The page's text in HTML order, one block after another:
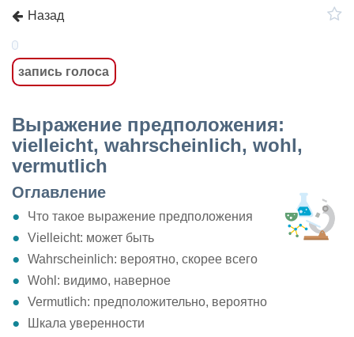
Назад
запись голоса
Выражение предположения:
vielleicht, wahrscheinlich, wohl,
vermutlich
Оглавление
Что такое выражение предположения
Vielleicht: может быть
Wahrscheinlich: вероятно, скорее всего
Wohl: видимо, наверное
Vermutlich: предположительно, вероятно
Шкала уверенности